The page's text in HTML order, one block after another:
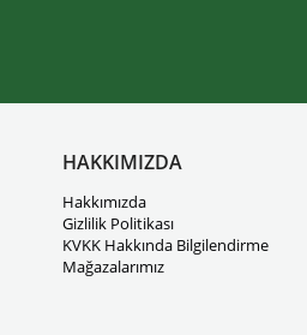
HAKKIMIZDA
Hakkımızda
Gizlilik Politikası
KVKK Hakkında Bilgilendirme
Mağazalarımız